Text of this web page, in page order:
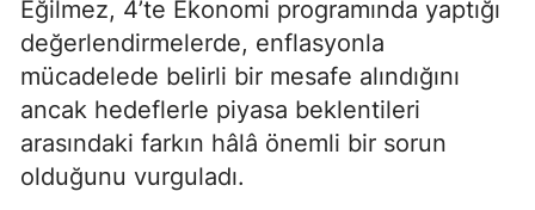
Eğilmez, 4’te Ekonomi programında yaptığı
değerlendirmelerde, enflasyonla
mücadelede belirli bir mesafe alındığını
ancak hedeflerle piyasa beklentileri
arasındaki farkın hâlâ önemli bir sorun
olduğunu vurguladı.